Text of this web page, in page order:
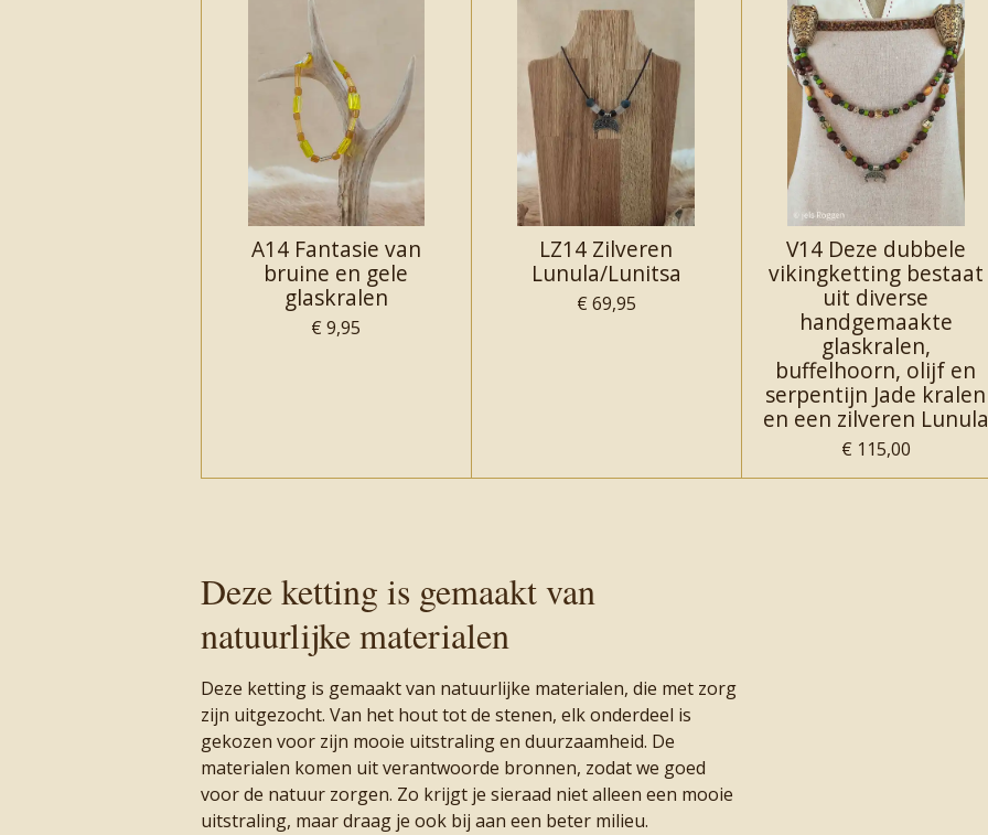
A14 Fantasie van
bruine en gele
glaskralen
€ 9,95
LZ14 Zilveren
Lunula/Lunitsa
€ 69,95
V14 Deze dubbele
vikingketting bestaat
uit diverse
handgemaakte
glaskralen,
buffelhoorn, olijf en
serpentijn Jade kralen
en een zilveren Lunula
€ 115,00
Deze ketting is gemaakt van
natuurlijke materialen
Deze ketting is gemaakt van natuurlijke materialen, die met zorg
zijn uitgezocht. Van het hout tot de stenen, elk onderdeel is
gekozen voor zijn mooie uitstraling en duurzaamheid. De
materialen komen uit verantwoorde bronnen, zodat we goed
voor de natuur zorgen. Zo krijgt je sieraad niet alleen een mooie
uitstraling, maar draag je ook bij aan een beter milieu.